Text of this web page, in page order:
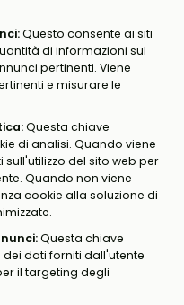
:Questo consente ai siti
di informazioni sul
pertinenti. Viene
e misurare le
:Questa chiave
di analisi. Quando viene
del sito web per
Quando non viene
cookie alla soluzione di
:Questa chiave
dati forniti dall'utente
il targeting degli